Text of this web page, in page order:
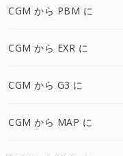
CGM から PBM に
CGM から EXR に
CGM から G3 に
CGM から MAP に